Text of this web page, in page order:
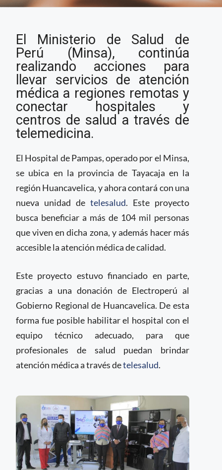
Perú inauguró nueva
unidad de telesalud
El Ministerio de Salud de
Perú (Minsa), continúa
realizando acciones para
llevar servicios de atención
médica a regiones remotas y
conectar hospitales y
centros de salud a través de
telemedicina.
El Hospital de Pampas, operado por el Minsa,
se ubica en la provincia de Tayacaja en la
región Huancavelica, y ahora contará con una
nueva unidad de telesalud. Este proyecto
busca beneficiar a más de 104 mil personas
que viven en dicha zona, y además hacer más
accesible la atención médica de calidad.
Este proyecto estuvo financiado en parte,
gracias a una donación de Electroperú al
Gobierno Regional de Huancavelica. De esta
forma fue posible habilitar el hospital con el
equipo técnico adecuado, para que
profesionales de salud puedan brindar
atención médica a través detelesalud.